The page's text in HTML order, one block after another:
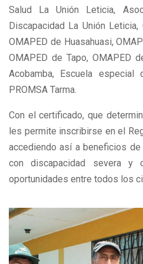
Salud La Unión Leticia,
Discapacidad La Unión Leticia,
OMAPED de Huasahuasi,
OMAPED de Tapo, OMAPED
Acobamba, Escuela especial
PROMSA Tarma.
Con el certificado, que
les permite inscribirse en el
accediendo así a beneficios
con discapacidad severa y
oportunidades entre todos los